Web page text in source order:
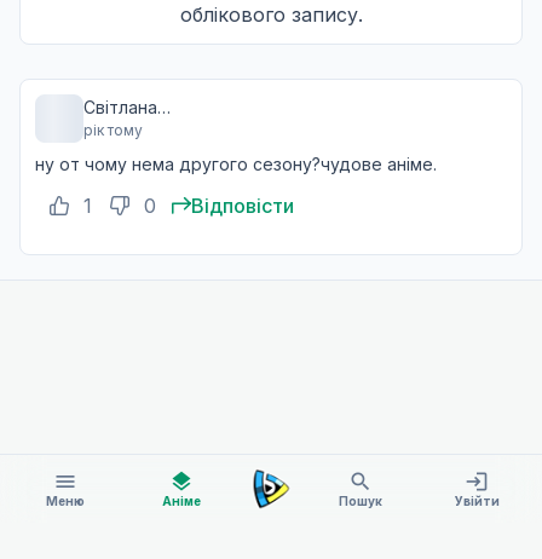
menu
Меню
layers
Аніме
search
Пошук
login
Увійти
27 бер. 2024
облікового запису.
Світлана
Здоровик
рік тому
ну от чому нема другого сезону?чудове аніме.
1 0 Відповісти